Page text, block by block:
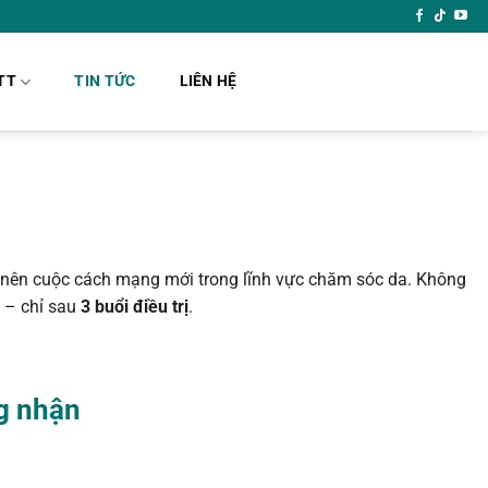
TIN TỨC LIÊN HỆ
cuộc cách mạng mới trong lĩnh vực chăm sóc da. Không
chỉ sau 3 buổi điều trị.
nhận